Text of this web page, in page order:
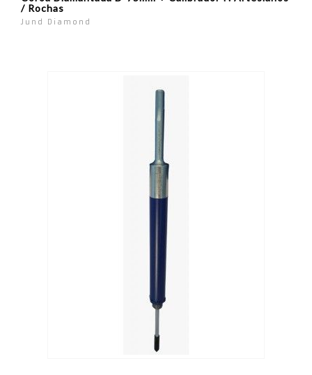
/ Rochas
Jund Diamond